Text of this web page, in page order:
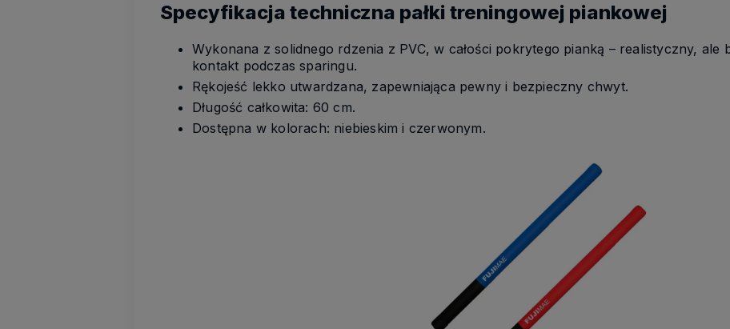
Specyfikacja techniczna pałki treningowej piankowej
Wykonana z solidnego rdzenia z PVC, w całości pokrytego pianką – realistyczny, ale
kontakt podczas sparingu.
Rękojeść lekko utwardzana, zapewniająca pewny i bezpieczny chwyt.
Długość całkowita: 60 cm.
Dostępna w kolorach: niebieskim i czerwonym.